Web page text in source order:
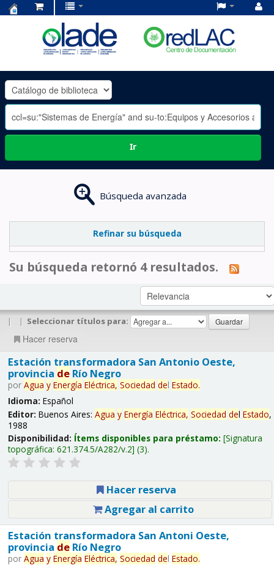
OLADE
-
Ir
Búsqueda avanzada
Refinar su búsqueda
Su búsqueda retornó 4 resultados.
| | Seleccionar títulos para:
Hacer reserva
Estación transformadora San Antonio Oeste,
provincia deRío Negro
por Agua y Energía Eléctrica, Sociedad del Estado.
Idioma: Español
Editor: Buenos Aires: Agua y Energía Eléctrica, Sociedad del Estado,
1988
Disponibilidad: Ítems disponibles para préstamo: Signatura
topográfica: 621.374.5/A282/v.2 (3).
Hacer reserva
Agregar al carrito
Estación transformadora San Antoni Oeste,
provincia deRío Negro
por Agua y Energía Eléctrica, Sociedad del Estado.